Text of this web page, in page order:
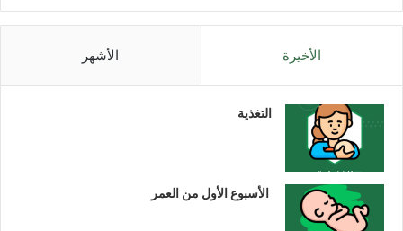
الأخيرة الأشهر
التغذية
الأسبوع الأول من العمر